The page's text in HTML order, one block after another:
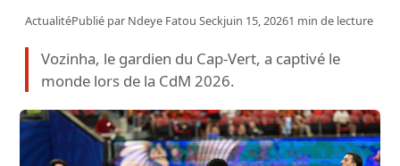
ActualitéPublié par Ndeye Fatou Seckjuin 15, 20261 min de lecture
Vozinha, le gardien du Cap-Vert, a captivé le
monde lors de la CdM 2026.